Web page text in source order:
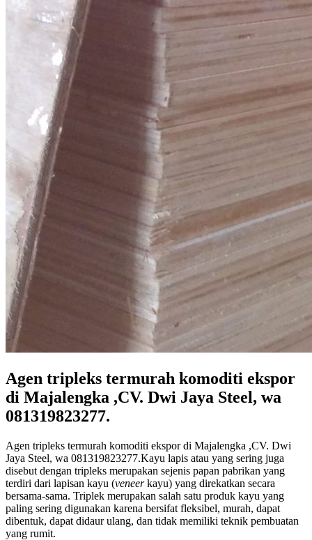
Agen tripleks termurah komoditi ekspor
di Majalengka ,CV. Dwi Jaya Steel, wa
081319823277.
Agen tripleks termurah komoditi ekspor di Majalengka ,CV. Dwi
Jaya Steel, wa 081319823277.Kayu lapis atau yang sering juga
disebut dengan tripleks merupakan sejenis papan pabrikan yang
terdiri dari lapisan kayu (veneerkayu) yang direkatkan secara
bersama-sama. Triplek merupakan salah satu produk kayu yang
paling sering digunakan karena bersifat fleksibel, murah, dapat
dibentuk, dapat didaur ulang, dan tidak memiliki teknik pembuatan
yang rumit.